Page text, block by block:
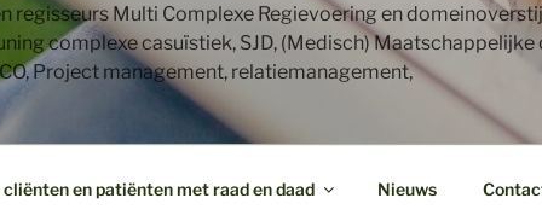
regisseurs Multi Complexe Regievoering en
complexe casuïstiek, SJD, (Medisch) Maatschappelijke
Project management, relatiemanagement,
en patiënten met raad en daad Nieuws